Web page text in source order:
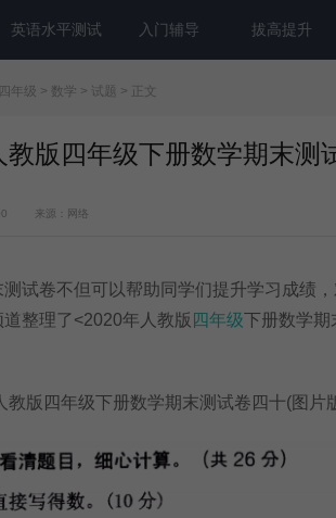
英语水平测试 入门辅导 拔高提升
四年级 > 数学 > 试题 > 正文
教版四年级下册数学期末测
来源：网络
卷不但可以帮助同学们提升学习成绩，
道整理了<2020年人教版 四年级下册数学期
版四年级下册数学期末测试卷四十(图片